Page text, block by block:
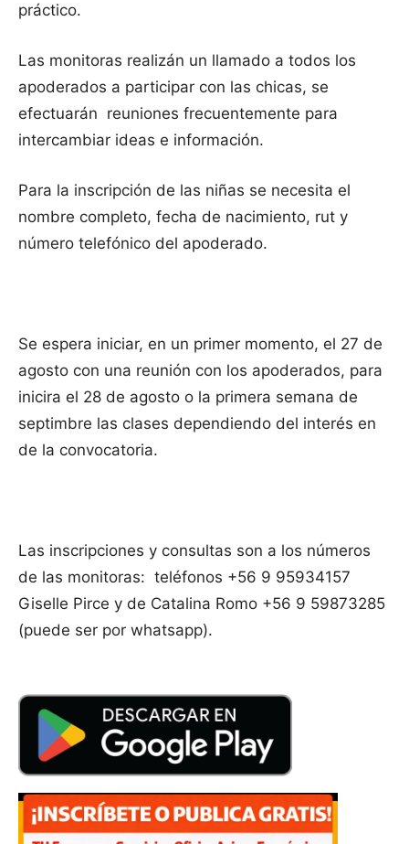
práctico.
Las monitoras realizán un llamado a todos los
apoderados a participar con las chicas, se
efectuarán reuniones frecuentemente para
intercambiar ideas e información.
Para la inscripción de las niñas se necesita el
nombre completo, fecha de nacimiento, rut y
número telefónico del apoderado.
Se espera iniciar, en un primer momento, el 27 de
agosto con una reunión con los apoderados, para
inicira el 28 de agosto o la primera semana de
septimbre las clases dependiendo del interés en
de la convocatoria.
Las inscripciones y consultas son a los números
de las monitoras: teléfonos +56 9 95934157
Giselle Pirce y de Catalina Romo +56 9 59873285
(puede ser por whatsapp).